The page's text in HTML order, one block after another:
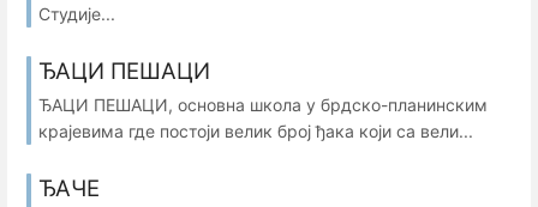
Студије...
ЂАЦИ ПЕШАЦИ
ЂАЦИ ПЕШАЦИ, основна школа у брдско-планинским
крајевима где постоји велик број ђака који са вели...
ЂАЧЕ